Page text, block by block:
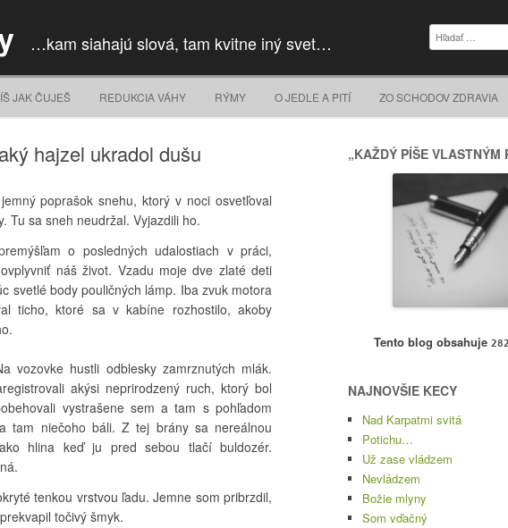
…kam siahajú slová, tam kvitne iný svet…
Hľadať:
JAK ČUJEŠ REDUKCIA VÁHY RÝMY O JEDLE A PITÍ ZO SCHODOV ZDRAVIA
hajzel ukradol dušu
poprašok snehu, ktorý v noci osvetľoval
Tu sa sneh neudržal. Vyjazdili ho.
o posledných udalostiach v práci,
náš život. Vzadu moje dve zlaté deti
svetlé body pouličných lámp. Iba zvuk motora
ticho, ktoré sa v kabíne rozhostilo, akoby
vozovke hustli odblesky zamrznutých mlák.
akýsi neprirodzený ruch, ktorý bol
vystrašene sem a tam s pohľadom
tam niečoho báli. Z tej brány sa nereálnou
hlina keď ju pred sebou tlačí buldozér.
tenkou vrstvou ľadu. Jemne som pribrzdil,
točivý šmyk.
„KAŽDÝ PÍŠE VLASTNÝM
Tento blog obsahuje 282
NAJNOVŠIE KECY
Nad Karpatmi svitá
Potichu…
Už zase vládzem
Nevládzem
Božie mlyny
Som vďačný